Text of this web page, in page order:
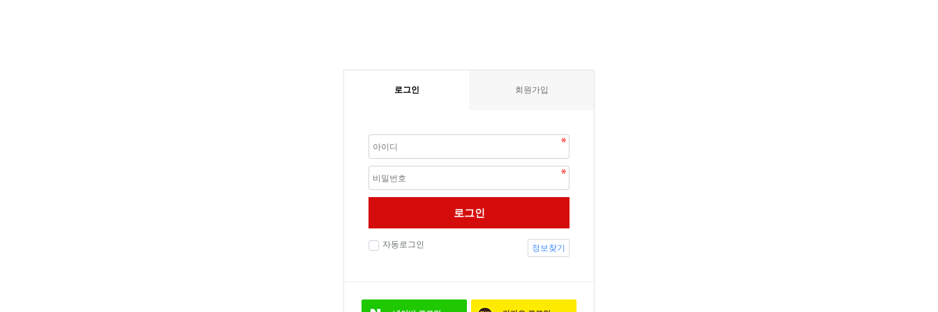
로그인 회원가입
로그인
자동로그인 정보찾기